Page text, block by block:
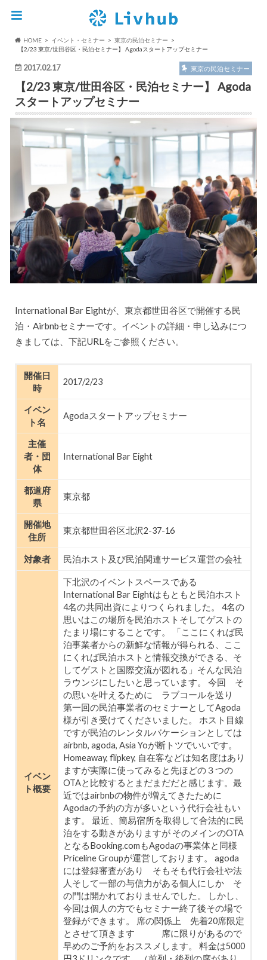
HOME イベント・セミナー
東京の民泊セミナー
【2/23 東京/世田谷区・民泊セミナー】 Agodaスタートアップセミナー
2017.02.17 東京の民泊セミナー
【2/23 東京/世田谷区・民泊セミナー】 Agoda
スタートアップセミナー
International Bar Eightが、東京都世田谷区で開催する民
泊・Airbnbセミナーです。イベントの詳細・申し込みにつ
きましては、下記URLをご参照ください。
開催日
時
2017/2/23
イベン
ト名
Agodaスタートアップセミナー
主催
者・団
体
International Bar Eight
都道府
県
東京都
開催地
住所
東京都世田谷区北沢2-37-16
対象者 民泊ホスト及び民泊関連サービス運営の会社
イベン
ト概要
下北沢のイベントスペースである
International Bar Eightはもともと民泊ホスト
4名の共同出資によりつくられました。 4名の
思いはこの場所を民泊ホストそしてゲストの
たまり場にすることです。 「ここにくれば民
泊事業者からの新鮮な情報が得られる、ここ
にくれば民泊ホストと情報交換ができる、そ
してゲストと国際交流が図れる」そんな民泊
ラウンジにしたいと思っています。 今回 そ
の思いを叶えるために ラブコールを送り
第一回の民泊事業者のセミナーとしてAgoda
様が引き受けてくださいました。 ホスト目線
ですが民泊のレンタルバケーションとしては
airbnb, agoda, Asia Yoが断トツでいいです。
Homeaway, flipkey, 自在客などは知名度はあり
ますが実際に使ってみると先ほどの３つの
OTAと比較するとまだまだだと感じます。最
近ではairbnbの物件が増えてきたために
Agodaの予約の方が多いという代行会社もい
ます。 最近、簡易宿所を取得して合法的に民
泊をする動きがありますが そのメインのOTA
となるBooking.comもAgodaの事業体と同様
Priceline Groupが運営しております。 agoda
には登録審査があり そもそも代行会社や法
人そして一部の与信力がある個人にしか そ
の門は開かれておりませんでした。 しかし、
今回は個人の方でもセミナー終了後その場で
登録ができます。 席の関係上 先着20席限定
とさせて頂きます 席に限りがあるので
早めのご予約をおススメします。 料金は5000